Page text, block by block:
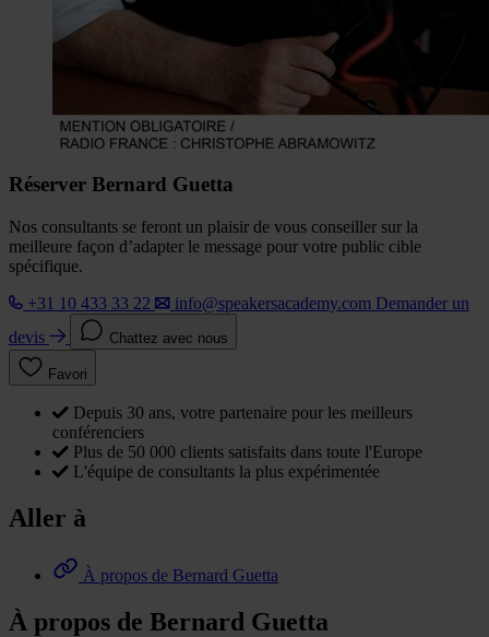
Réserver Bernard Guetta
Nos consultants se feront un plaisir de vous conseiller sur la
meilleure façon d’adapter le message pour votre public cible
spécifique.
+31 10 433 33 22
info@speakersacademy.com Demander un
devis
Chattez avec nous
Favori
Depuis 30 ans, votre partenaire pour les meilleurs
conférenciers
Plus de 50 000 clients satisfaits dans toute l'Europe
L'équipe de consultants la plus expérimentée
Aller à
À propos de Bernard Guetta
À propos de Bernard Guetta